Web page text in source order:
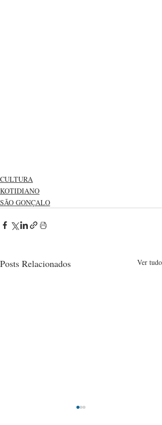
CULTURA
KOTIDIANO
SÃO GONÇALO
Posts Relacionados Ver tudo